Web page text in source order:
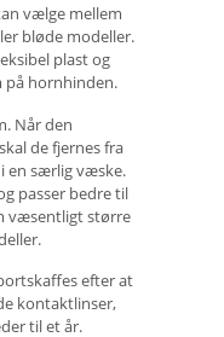
vælge mellem
bløde modeller.
plast og
på hornhinden.
Når den
de fjernes fra
en særlig væske.
passer bedre til
væsentligt større
efter at
kontaktlinser,
til et år.